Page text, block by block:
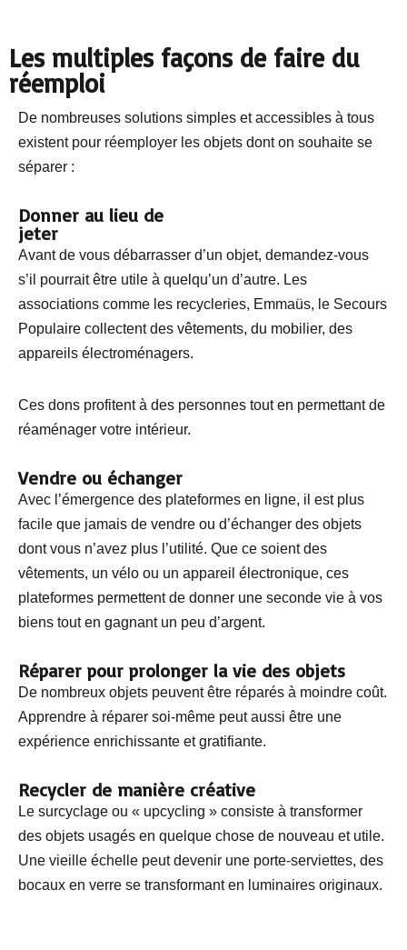
Les multiples façons de faire du
réemploi
De nombreuses solutions simples et accessibles à tous
existent pour réemployer les objets dont on souhaite se
séparer :
Donner au lieu de
jeter
Avant de vous débarrasser d’un objet, demandez-vous
s’il pourrait être utile à quelqu’un d’autre. Les
associations comme les recycleries, Emmaüs, le Secours
Populaire collectent des vêtements, du mobilier, des
appareils électroménagers.
Ces dons profitent à des personnes tout en permettant de
réaménager votre intérieur.
Vendre ou échanger
Avec l’émergence des plateformes en ligne, il est plus
facile que jamais de vendre ou d’échanger des objets
dont vous n’avez plus l’utilité. Que ce soient des
vêtements, un vélo ou un appareil électronique, ces
plateformes permettent de donner une seconde vie à vos
biens tout en gagnant un peu d’argent.
Réparer pour prolonger la vie des objets
De nombreux objets peuvent être réparés à moindre coût.
Apprendre à réparer soi-même peut aussi être une
expérience enrichissante et gratifiante.
Recycler de manière créative
Le surcyclage ou « upcycling » consiste à transformer
des objets usagés en quelque chose de nouveau et utile.
Une vieille échelle peut devenir une porte-serviettes, des
bocaux en verre se transformant en luminaires originaux.